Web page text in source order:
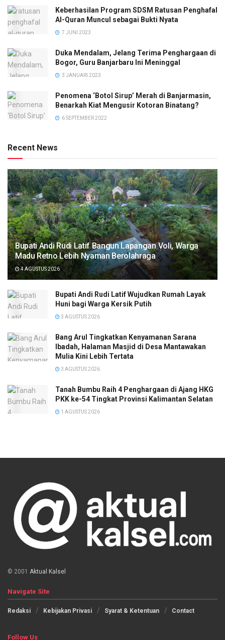
Keberhasilan Program SDSM Ratusan Penghafal
Al-Quran Muncul sebagai Bukti Nyata
7 JUNI 2023
Duka Mendalam, Jelang Terima Penghargaan di
Bogor, Guru Banjarbaru Ini Meninggal
3 JANUARI 2023
Penomena ‘Botol Sirup’ Merah di Banjarmasin,
Benarkah Kiat Mengusir Kotoran Binatang?
6 SEPTEMBER 2022
Recent News
Bupati Andi Rudi Latif Bangun Lapangan Voli, Warga
Madu Retno Lebih Nyaman Berolahraga
4 AGUSTUS 2026
Bupati Andi Rudi Latif Wujudkan Rumah Layak
Huni bagi Warga Kersik Putih
3 AGUSTUS 2026
Bang Arul Tingkatkan Kenyamanan Sarana
Ibadah, Halaman Masjid di Desa Mantawakan
Mulia Kini Lebih Tertata
3 AGUSTUS 2026
Tanah Bumbu Raih 4 Penghargaan di Ajang HKG
PKK ke-54 Tingkat Provinsi Kalimantan Selatan
1 AGUSTUS 2026
© 2001 Aktual Kalsel
Navigate Site
Redaksi Kebijakan Privasi Syarat & Ketentuan Contact
Follow Us